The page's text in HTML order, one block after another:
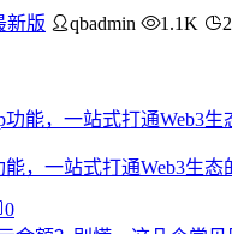
新版 qbadmin 1.1K
，一站式打通Web3生态
0